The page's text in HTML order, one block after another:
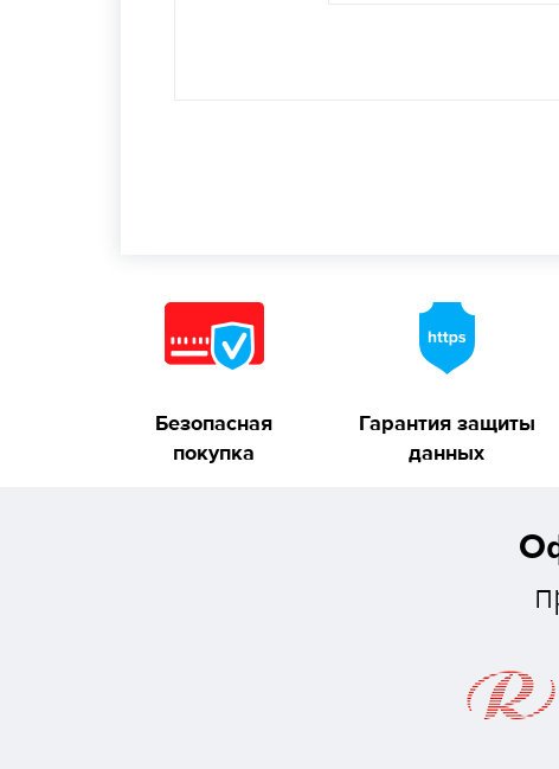
Безопасная
покупка
Гарантия защиты
данных